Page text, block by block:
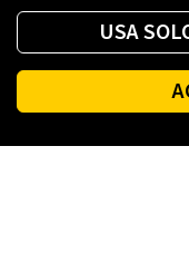
USA